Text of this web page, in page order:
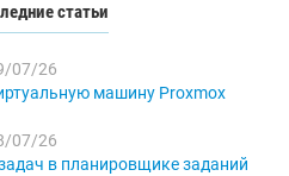
статьи
07/26
машину Proxmox
07/26
в планировщике заданий